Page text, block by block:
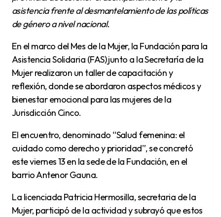
asistencia frente al desmantelamiento de las políticas
de género a nivel nacional.
En el marco del Mes de la Mujer, la Fundación para la
Asistencia Solidaria (FAS) junto a la Secretaría de la
Mujer realizaron un taller de capacitación y
reflexión, donde se abordaron aspectos médicos y
bienestar emocional para las mujeres de la
Jurisdicción Cinco.
El encuentro, denominado “Salud femenina: el
cuidado como derecho y prioridad”, se concretó
este viernes 13 en la sede de la Fundación, en el
barrio Antenor Gauna.
La licenciada Patricia Hermosilla, secretaria de la
Mujer, participó de la actividad y subrayó que estos